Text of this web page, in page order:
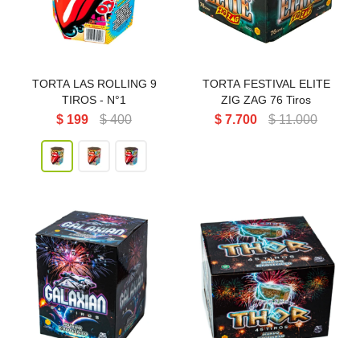
TORTA LAS ROLLING 9
TIROS - N°1
$ 199 $ 400
TORTA FESTIVAL ELITE
ZIG ZAG 76 Tiros
$ 7.700 $ 11.000
TORTA GALAXIAN 24 Tiros
TORTA SHOW THOR MUNDO
PIROTECNICO 45 Tiros